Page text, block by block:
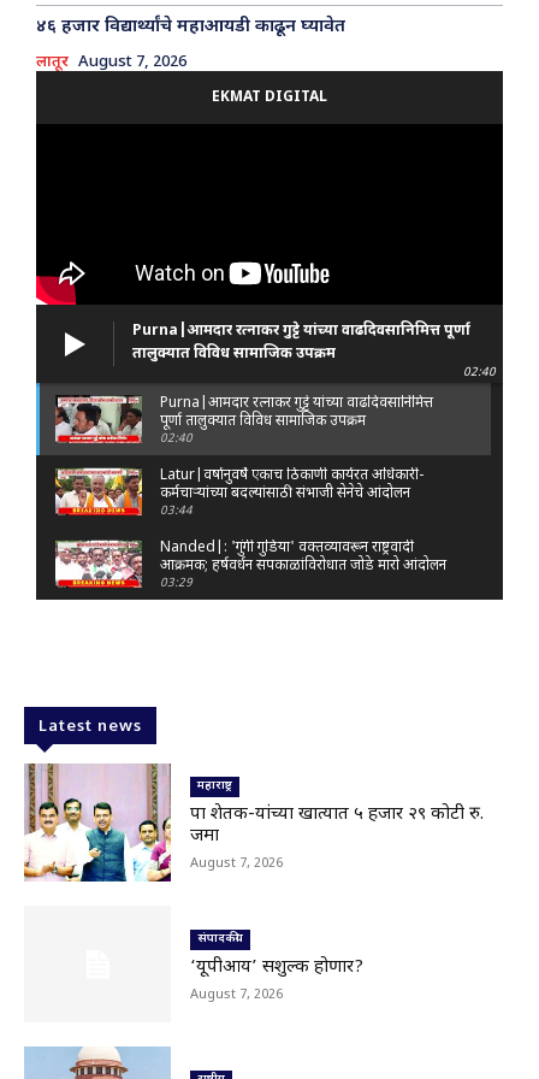
४६ हजार विद्यार्थ्यांचे महाआयडी काढून घ्यावेत
लातूर August 7, 2026
EKMAT DIGITAL
Purna|आमदार रत्नाकर गुट्टे यांच्या वाढदिवसानिमित्त पूर्णा
तालुक्यात विविध सामाजिक उपक्रम
02:40
Purna|आमदार रत्नाकर गुट्टे यांच्या वाढदिवसानिमित्त
पूर्णा तालुक्यात विविध सामाजिक उपक्रम
02:40
Latur|वर्षानुवर्षे एकाच ठिकाणी कार्यरत अधिकारी-
कर्मचाऱ्यांच्या बदल्यांसाठी संभाजी सेनेचे आंदोलन
03:44
Nanded|: 'गुंगी गुडिया' वक्तव्यावरून राष्ट्रवादी
आक्रमक; हर्षवर्धन सपकाळांविरोधात जोडे मारो आंदोलन
03:29
Latur|नांदेड–बिदर महामार्गावरील सिमेंट रस्त्याला मोठ्या
भेगा; अपघाताचा धोका
00:59
Latur|शिवराज पाटील चाकूरकर यांच्या भव्य स्मारकाची
तयारी; चार दिवसांत मोठा निर्णय!
03:22
मोठे वक्तव्य..
Latur|खरीप हंगामावर एल निनोचं सावट; शेतकऱ्यांची
नजर आकाशाकडे
04:25
Latest news
महाराष्ट्र
पात्र शेतक-यांच्या खात्यात ५ हजार २९ कोटी रु.
जमा
August 7, 2026
संपादकीय
‘यूपीआय’ सशुल्क होणार?
August 7, 2026